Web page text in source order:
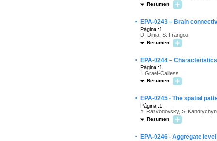
Resumen
· EPA-0243 – Brain
Página :1
D. Dima, S. Frangou
Resumen
· EPA-0244 –
Página :1
I. Graef-Calliess
Resumen
· EPA-0245 - The spatial
Página :1
Y. Razvodovsky, S. Kandrychyn
Resumen
· EPA-0246 - Aggregate